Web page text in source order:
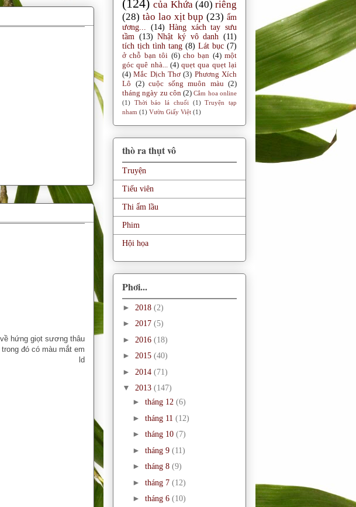
sương thâu
đó có màu mắt em
ld
(124) của Khứa (40) riêng
(28) tào lao xịt bụp (23) ẩm
ương...
(14) Hàng xách tay sưu
tầm (13) Nhật ký vô danh
(11)
tích tịch tình tang (8) Lát bục (7)
ở chỗ bạn tôi (6) cho bạn (4) một
góc quê nhà...
(4) quẹt qua quẹt lại
(4) Mắc Dịch Thơ (3) Phương Xích
Lô
(2) cuộc sống muôn màu (2)
tháng ngày zu côn (2) Cắm hoa online
(1) Thời báo lá chuối (1) Truyện tạp
nham (1) Vườn Giấy Việt (1)
thò ra thụt vô
Truyện
Tiếu viên
Thi ẩm lầu
Phim
Hội họa
Phơi...
► 2018 (2)
► 2017 (5)
► 2016 (18)
► 2015 (40)
► 2014 (71)
▼ 2013 (147)
► tháng 12 (6)
► tháng 11 (12)
► tháng 10 (7)
► tháng 9 (11)
► tháng 8 (9)
► tháng 7 (12)
► tháng 6 (10)